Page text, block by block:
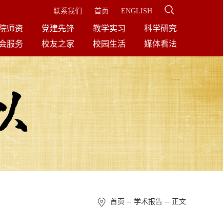
联系我们 首页 ENGLISH
师资 党建先锋 教学实习
科学研究
服务 校友之家 校园生活 媒体看法
首页 -- 学术报告 -- 正文